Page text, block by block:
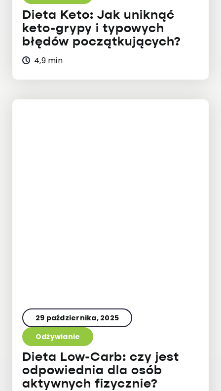
Dieta Keto: Jak uniknąć
keto-grypy i typowych
błędów początkujących?
4,9 min
29 października, 2025
Odżywianie
Dieta Low-Carb: czy jest
odpowiednia dla osób
aktywnych fizycznie?